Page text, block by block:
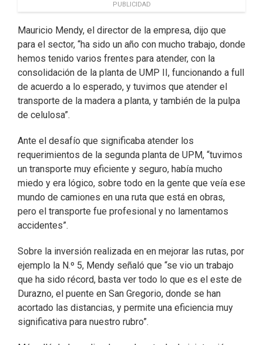
PUBLICIDAD
Mauricio Mendy, el director de la empresa, dijo que
para el sector, “ha sido un año con mucho trabajo, donde
hemos tenido varios frentes para atender, con la
consolidación de la planta de UMP II, funcionando a full
de acuerdo a lo esperado, y tuvimos que atender el
transporte de la madera a planta, y también de la pulpa
de celulosa”.
Ante el desafío que significaba atender los
requerimientos de la segunda planta de UPM, “tuvimos
un transporte muy eficiente y seguro, había mucho
miedo y era lógico, sobre todo en la gente que veía ese
mundo de camiones en una ruta que está en obras,
pero el transporte fue profesional y no lamentamos
accidentes”.
Sobre la inversión realizada en en mejorar las rutas, por
ejemplo la N.º 5, Mendy señaló que “se vio un trabajo
que ha sido récord, basta ver todo lo que es el este de
Durazno, el puente en San Gregorio, donde se han
acortado las distancias, y permite una eficiencia muy
significativa para nuestro rubro”.